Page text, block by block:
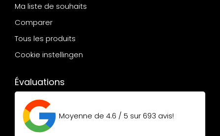
Ma liste de souhaits
Comparer
Tous les produits
Cookie instellingen
Évaluations
Moyenne de 4.6 / 5 sur693 avis!